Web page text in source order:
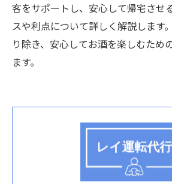
客をサポートし、安心して帰宅させ
スや利点について詳しく解説します
り除き、安心してお酒を楽しむため
ます。